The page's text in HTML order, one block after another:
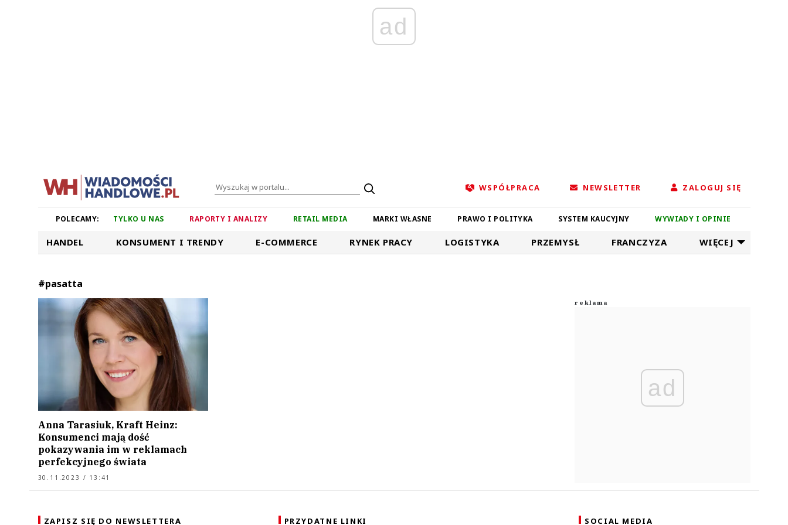
ad
WSPÓŁPRACA NEWSLETTER ZALOGUJ SIĘ
POLECAMY: TYLKO U NAS RAPORTY I ANALIZY RETAIL MEDIA MARKI WŁASNE PRAWO I POLITYKA SYSTEM KAUCYJNY WYWIADY I OPINIE
HANDEL KONSUMENT I TRENDY E-COMMERCE RYNEK PRACY LOGISTYKA PRZEMYSŁ FRANCZYZA WIĘCEJ
#pasatta
Anna Tarasiuk, Kraft Heinz:
Konsumenci mają dość
pokazywania im w reklamach
perfekcyjnego świata
30.11.2023 / 13:41
ad
ZAPISZ SIĘ DO NEWSLETTERA PRZYDATNE LINKI SOCIAL MEDIA